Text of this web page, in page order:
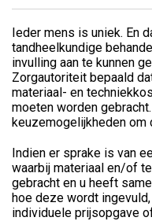
Ieder mens is uniek. En
tandheelkundige
invulling aan te kunnen
Zorgautoriteit bepaald
materiaal- en
moeten worden
keuzemogelijkheden om
Indien er sprake is van
waarbij materiaal en/of
gebracht en u heeft
hoe deze wordt
individuele prijsopgave